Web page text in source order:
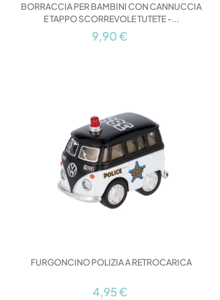
BORRACCIA PER BAMBINI CON CANNUCCIA
E TAPPO SCORREVOLE TUTETE -...
9,90 €
FURGONCINO POLIZIA A RETROCARICA
4,95 €